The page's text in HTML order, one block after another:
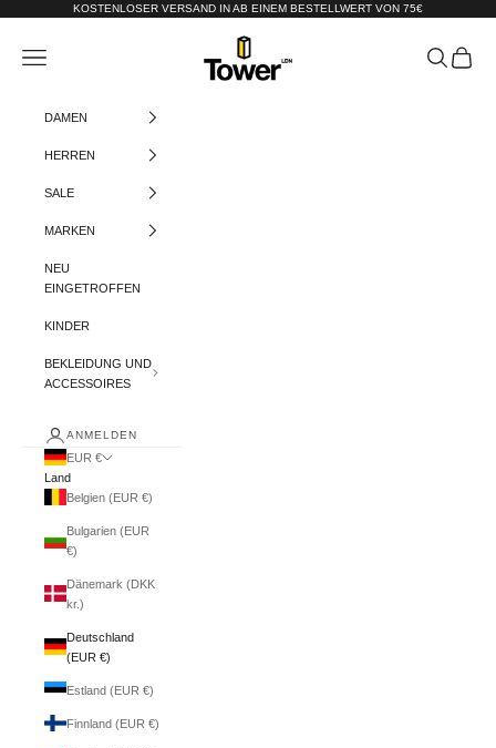
Zum Inhalt springenKOSTENLOSER VERSAND IN AB EINEM BESTELLWERT VON 75€
Tower-London.De
Menü Suchen
DAMEN
HERREN
SALE
MARKEN
NEU
EINGETROFFEN
KINDER
BEKLEIDUNG UND
ACCESSOIRES
ANMELDEN
EUR €
Land
Belgien (EUR €)
Bulgarien (EUR
€)
Dänemark (DKK
kr.)
Deutschland
(EUR €)
Estland (EUR €)
Finnland (EUR €)